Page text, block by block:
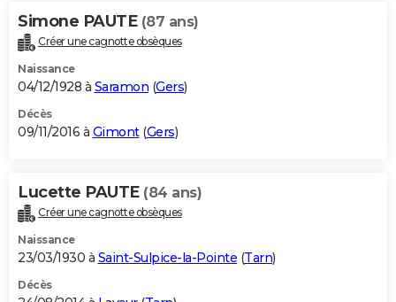
Simone PAUTE (87 ans)
Créer une cagnotte obsèques
Naissance
04/12/1928 à Saramon (Gers)
Décès
09/11/2016 à Gimont(Gers)
Lucette PAUTE (84 ans)
Créer une cagnotte obsèques
Naissance
23/03/1930 à Saint-Sulpice-la-Pointe (Tarn)
Décès